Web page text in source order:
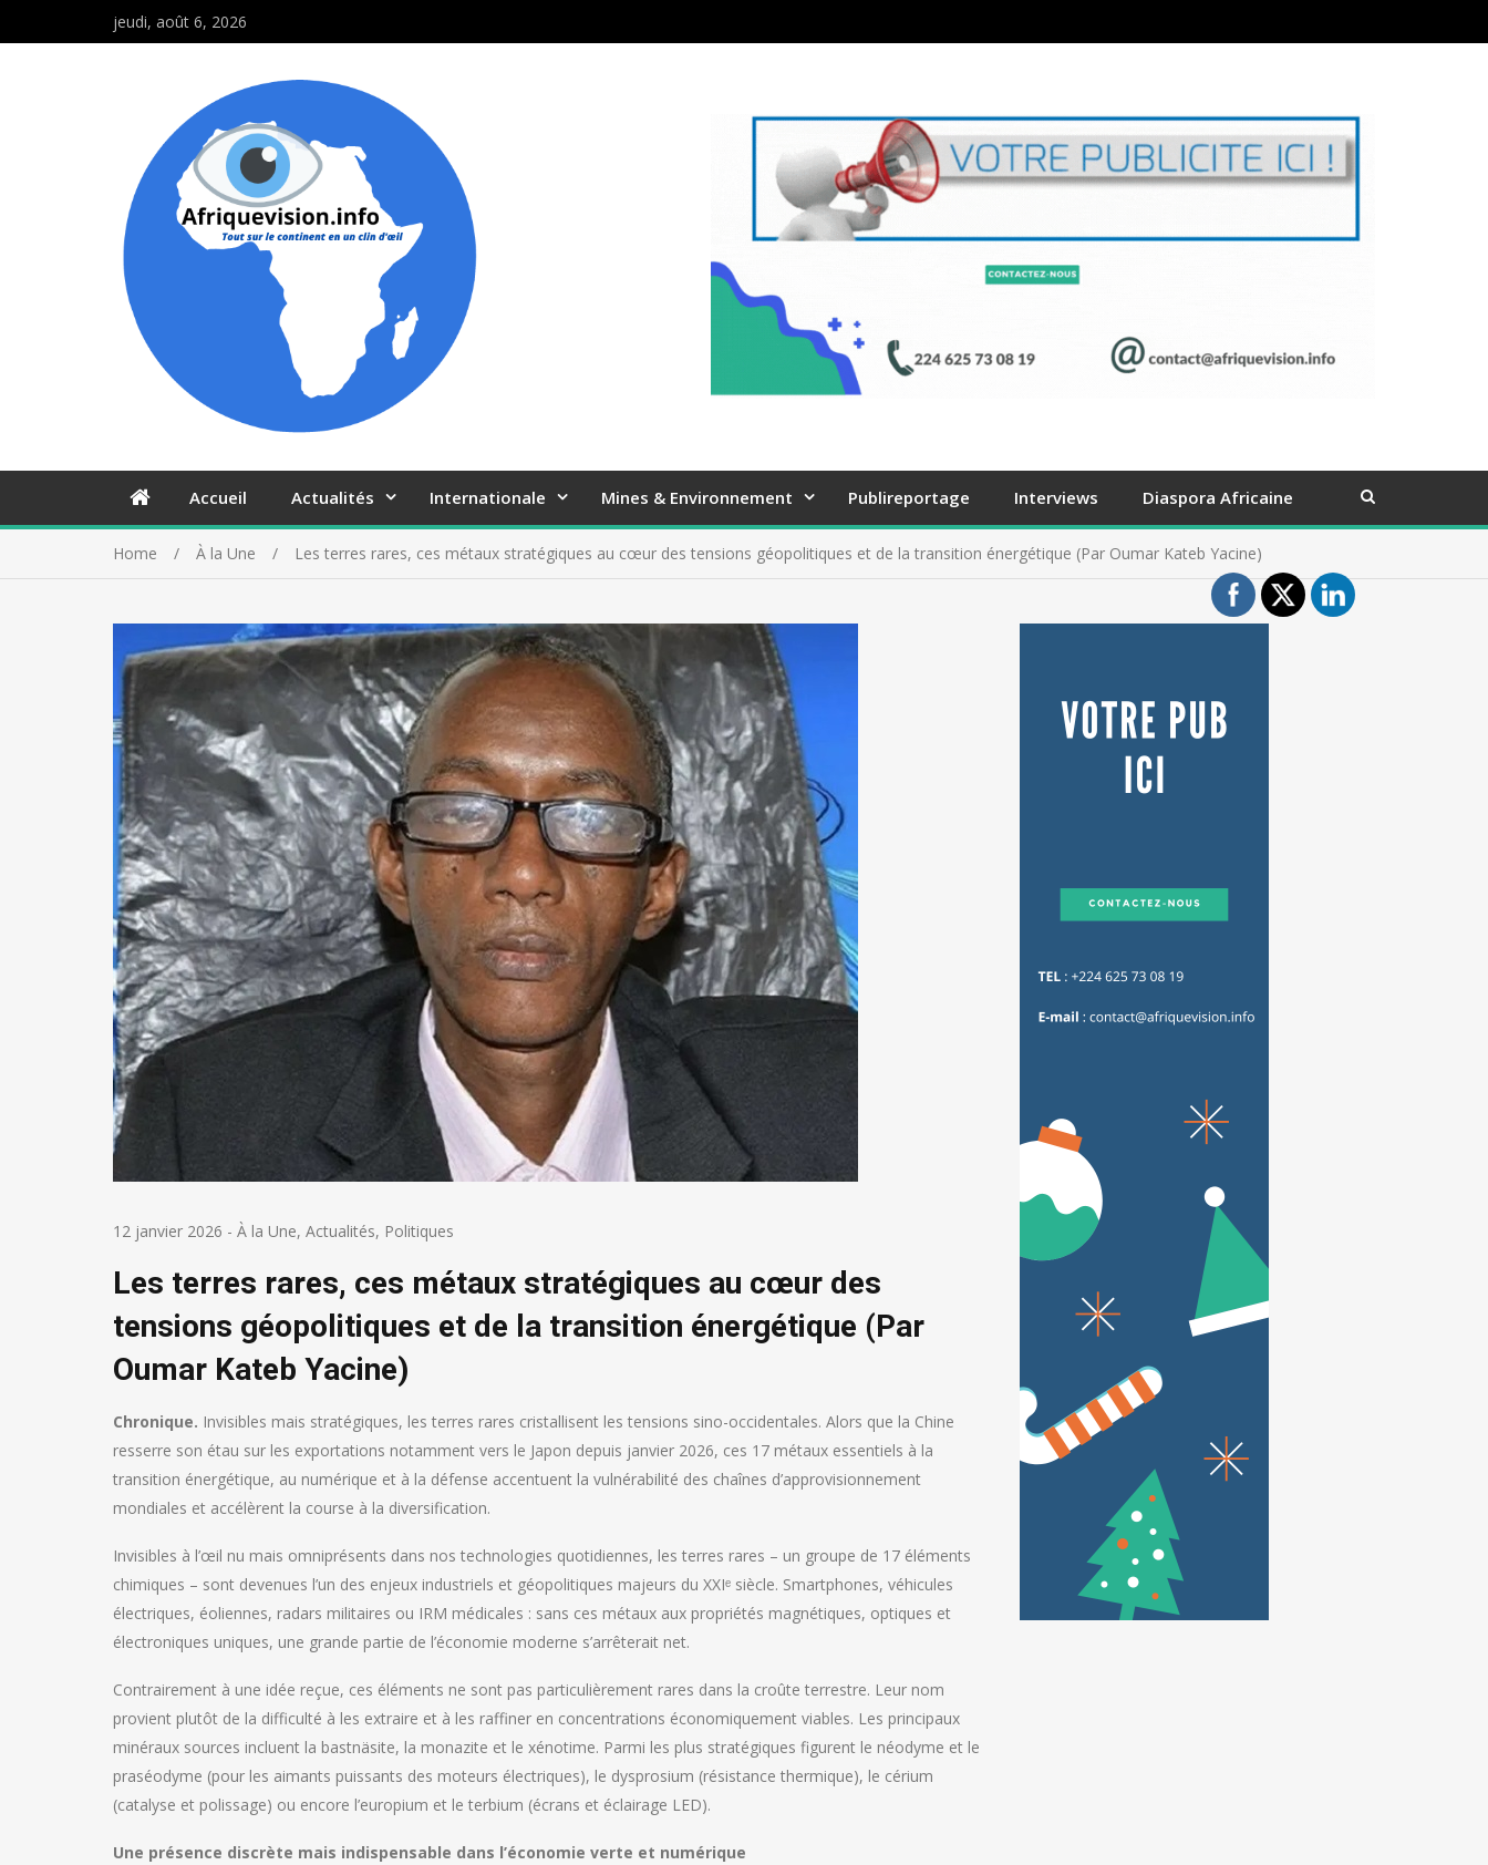
jeudi, août 6, 2026
Accueil Actualités Internationale Mines & Environnement Publireportage Interviews Diaspora Africaine
Home À la Une Les terres rares, ces métaux stratégiques au cœur des tensions géopolitiques et de la transition énergétique (Par Oumar Kateb Yacine)
12 janvier 2026 - À la Une, Actualités, Politiques
Les terres rares, ces métaux stratégiques au cœur des
tensions géopolitiques et de la transition énergétique (Par
Oumar Kateb Yacine)
Chronique. Invisibles mais stratégiques, les terres rares cristallisent les tensions sino-occidentales. Alors que la Chine
resserre son étau sur les exportations notamment vers le Japon depuis janvier 2026, ces 17 métaux essentiels à la
transition énergétique, au numérique et à la défense accentuent la vulnérabilité des chaînes d’approvisionnement
mondiales et accélèrent la course à la diversification.
Invisibles à l’œil nu mais omniprésents dans nos technologies quotidiennes, les terres rares – un groupe de 17 éléments
chimiques – sont devenues l’un des enjeux industriels et géopolitiques majeurs du XXIᵉ siècle. Smartphones, véhicules
électriques, éoliennes, radars militaires ou IRM médicales : sans ces métaux aux propriétés magnétiques, optiques et
électroniques uniques, une grande partie de l’économie moderne s’arrêterait net.
Contrairement à une idée reçue, ces éléments ne sont pas particulièrement rares dans la croûte terrestre. Leur nom
provient plutôt de la difficulté à les extraire et à les raffiner en concentrations économiquement viables. Les principaux
minéraux sources incluent la bastnäsite, la monazite et le xénotime. Parmi les plus stratégiques figurent le néodyme et le
praséodyme (pour les aimants puissants des moteurs électriques), le dysprosium (résistance thermique), le cérium
(catalyse et polissage) ou encore l’europium et le terbium (écrans et éclairage LED).
Une présence discrète mais indispensable dans l’économie verte et numérique